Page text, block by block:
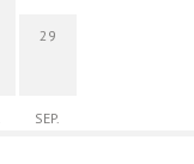
29
SEP.